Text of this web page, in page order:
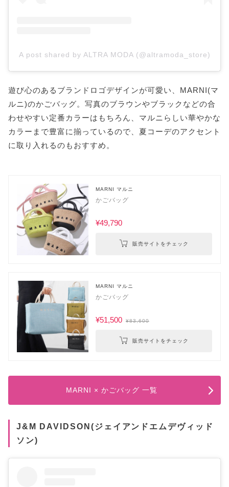
A post shared by ALTRA MODA (@altramoda_store)
遊び心のあるブランドロゴデザインが可愛い、MARNI(マ
ルニ)のかごバッグ。写真のブラウンやブラックなどの合
わせやすい定番カラーはもちろん、マルニらしい華やかな
カラーまで豊富に揃っているので、夏コーデのアクセント
に取り入れるのもおすすめ。
MARNI マルニ
かごバッグ
¥49,790
販売サイトをチェック
MARNI マルニ
かごバッグ
¥51,500 ¥83,600
販売サイトをチェック
MARNI × かごバッグ 一覧
J&M DAVIDSON(ジェイアンドエムデヴィッド
ソン)